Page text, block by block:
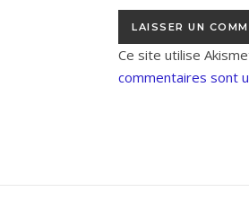
Ce site utilise
commentaires sont